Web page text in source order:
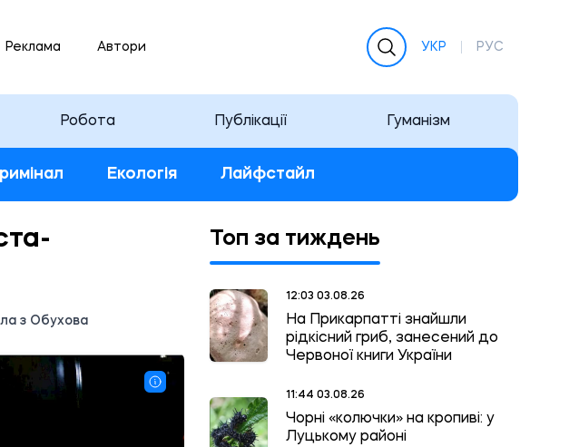
Реклама Автори УКР РУС
Робота Публікації Гуманізм
Екологія Лайфстайл
з Обухова
Топ за тиждень
12:03 03.08.26
На Прикарпатті знайшли
рідкісний гриб, занесений до
Червоної книги України
11:44 03.08.26
Чорні «колючки» на кропиві: у
Луцькому районі